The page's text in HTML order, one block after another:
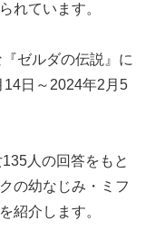
れています。
ゼルダの伝説』に
日～2024年2月5
人の回答をもと
の幼なじみ・ミフ
紹介します。